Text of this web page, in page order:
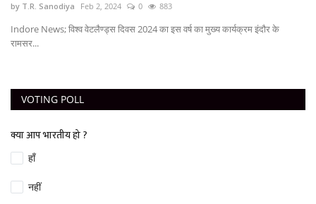
by T.R. Sanodiya Feb 2, 2024 0 883
Indore News; विश्व वेटलैण्ड्स दिवस 2024 का इस वर्ष का मुख्य कार्यक्रम इंदौर के
रामसर...
VOTING POLL
क्या आप भारतीय हो ?
हाँ
नहीं